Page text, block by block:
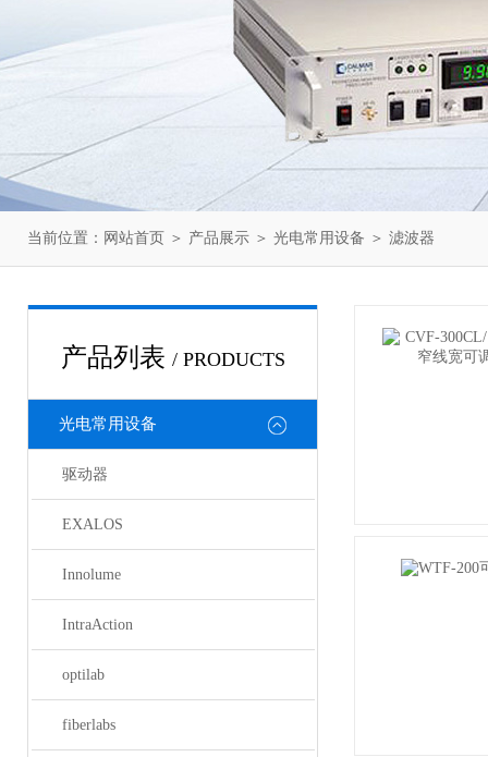
当前位置： 网站首页 ＞ 产品展示 ＞ 光电常用设备 ＞ 滤波器
产品列表 / PRODUCTS
光电常用设备
驱动器
EXALOS
Innolume
IntraAction
optilab
fiberlabs